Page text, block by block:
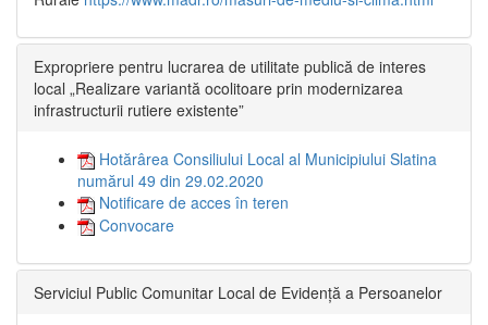
Expropriere pentru lucrarea de utilitate publică de interes
local „Realizare variantă ocolitoare prin modernizarea
infrastructurii rutiere existente”
Hotărârea Consiliului Local al Municipiului Slatina
numărul 49 din 29.02.2020
Notificare de acces în teren
Convocare
Serviciul Public Comunitar Local de Evidență a Persoanelor